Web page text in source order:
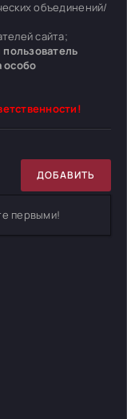
объединений/
сайта;
особо
ДОБАВИТЬ
первыми!